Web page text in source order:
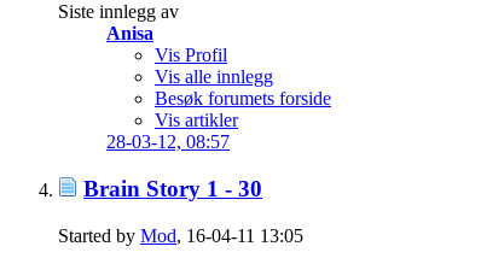
Siste innlegg av
Anisa
Vis Profil
Vis alle innlegg
Besøk forumets forside
Vis artikler
28-03-12, 08:57
Brain Story 1 - 30
Started by Mod, 16-04-11 13:05